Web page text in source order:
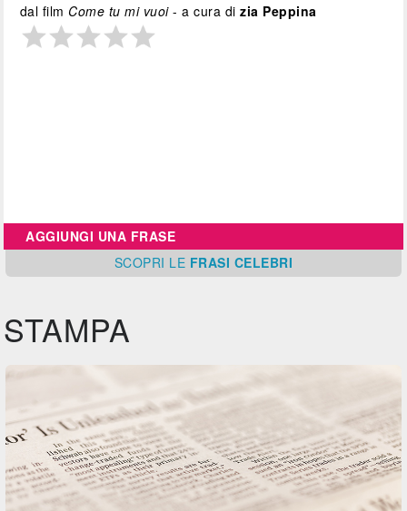
dal film Come tu mi vuoi- a cura dizia Peppina
AGGIUNGI UNA FRASE
SCOPRI LE FRASI CELEBRI
STAMPA